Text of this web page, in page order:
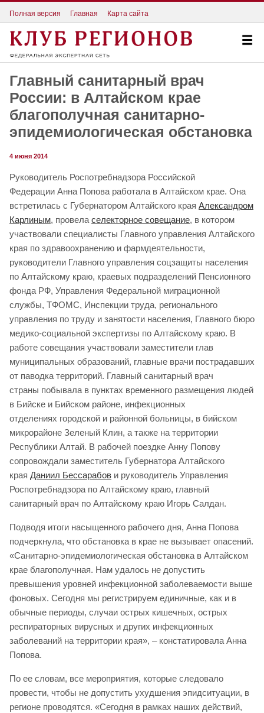
Полная версия Главная Карта сайта
Главный санитарный врач
России: в Алтайском крае
благополучная санитарно-
эпидемиологическая обстановка
4 июня 2014
Руководитель Роспотребнадзора Российской
Федерации Анна Попова работала в Алтайском крае. Она
встретилась с Губернатором Алтайского края Александром
Карлиным, провела селекторное совещание, в котором
участвовали специалисты Главного управления Алтайского
края по здравоохранению и фармдеятельности,
руководители Главного управления соцзащиты населения
по Алтайскому краю, краевых подразделений Пенсионного
фонда РФ, Управления Федеральной миграционной
службы, ТФОМС, Инспекции труда, регионального
управления по труду и занятости населения, Главного бюро
медико-социальной экспертизы по Алтайскому краю. В
работе совещания участвовали заместители глав
муниципальных образований, главные врачи пострадавших
от паводка территорий. Главный санитарный врач
страны побывала в пунктах временного размещения людей
в Бийске и Бийском районе, инфекционных
отделениях городской и районной больницы, в бийском
микрорайоне Зеленый Клин, а также на территории
Республики Алтай. В рабочей поездке Анну Попову
сопровождали заместитель Губернатора Алтайского
края Даниил Бессарабов и руководитель Управления
Роспотребнадзора по Алтайскому краю, главный
санитарный врач по Алтайскому краю Игорь Салдан.
Подводя итоги насыщенного рабочего дня, Анна Попова
подчеркнула, что обстановка в крае не вызывает опасений.
«Санитарно-эпидемиологическая обстановка в Алтайском
крае благополучная. Нам удалось не допустить
превышения уровней инфекционной заболеваемости выше
фоновых. Сегодня мы регистрируем единичные, как и в
обычные периоды, случаи острых кишечных, острых
респираторных вирусных и других инфекционных
заболеваний на территории края», – констатировала Анна
Попова.
По ее словам, все мероприятия, которые следовало
провести, чтобы не допустить ухудшения эпидситуации, в
регионе проводятся. «Сегодня в рамках наших действий,